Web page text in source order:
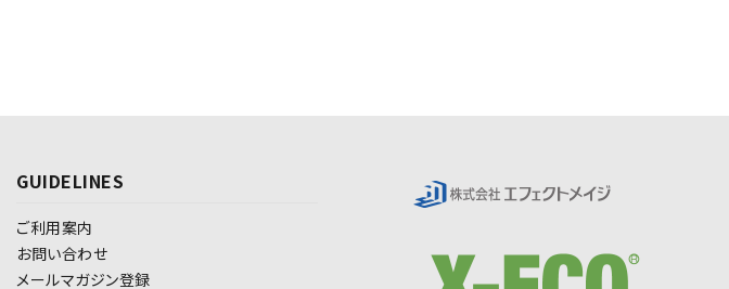
GUIDELINES
ご利用案内
お問い合わせ
メールマガジン登録